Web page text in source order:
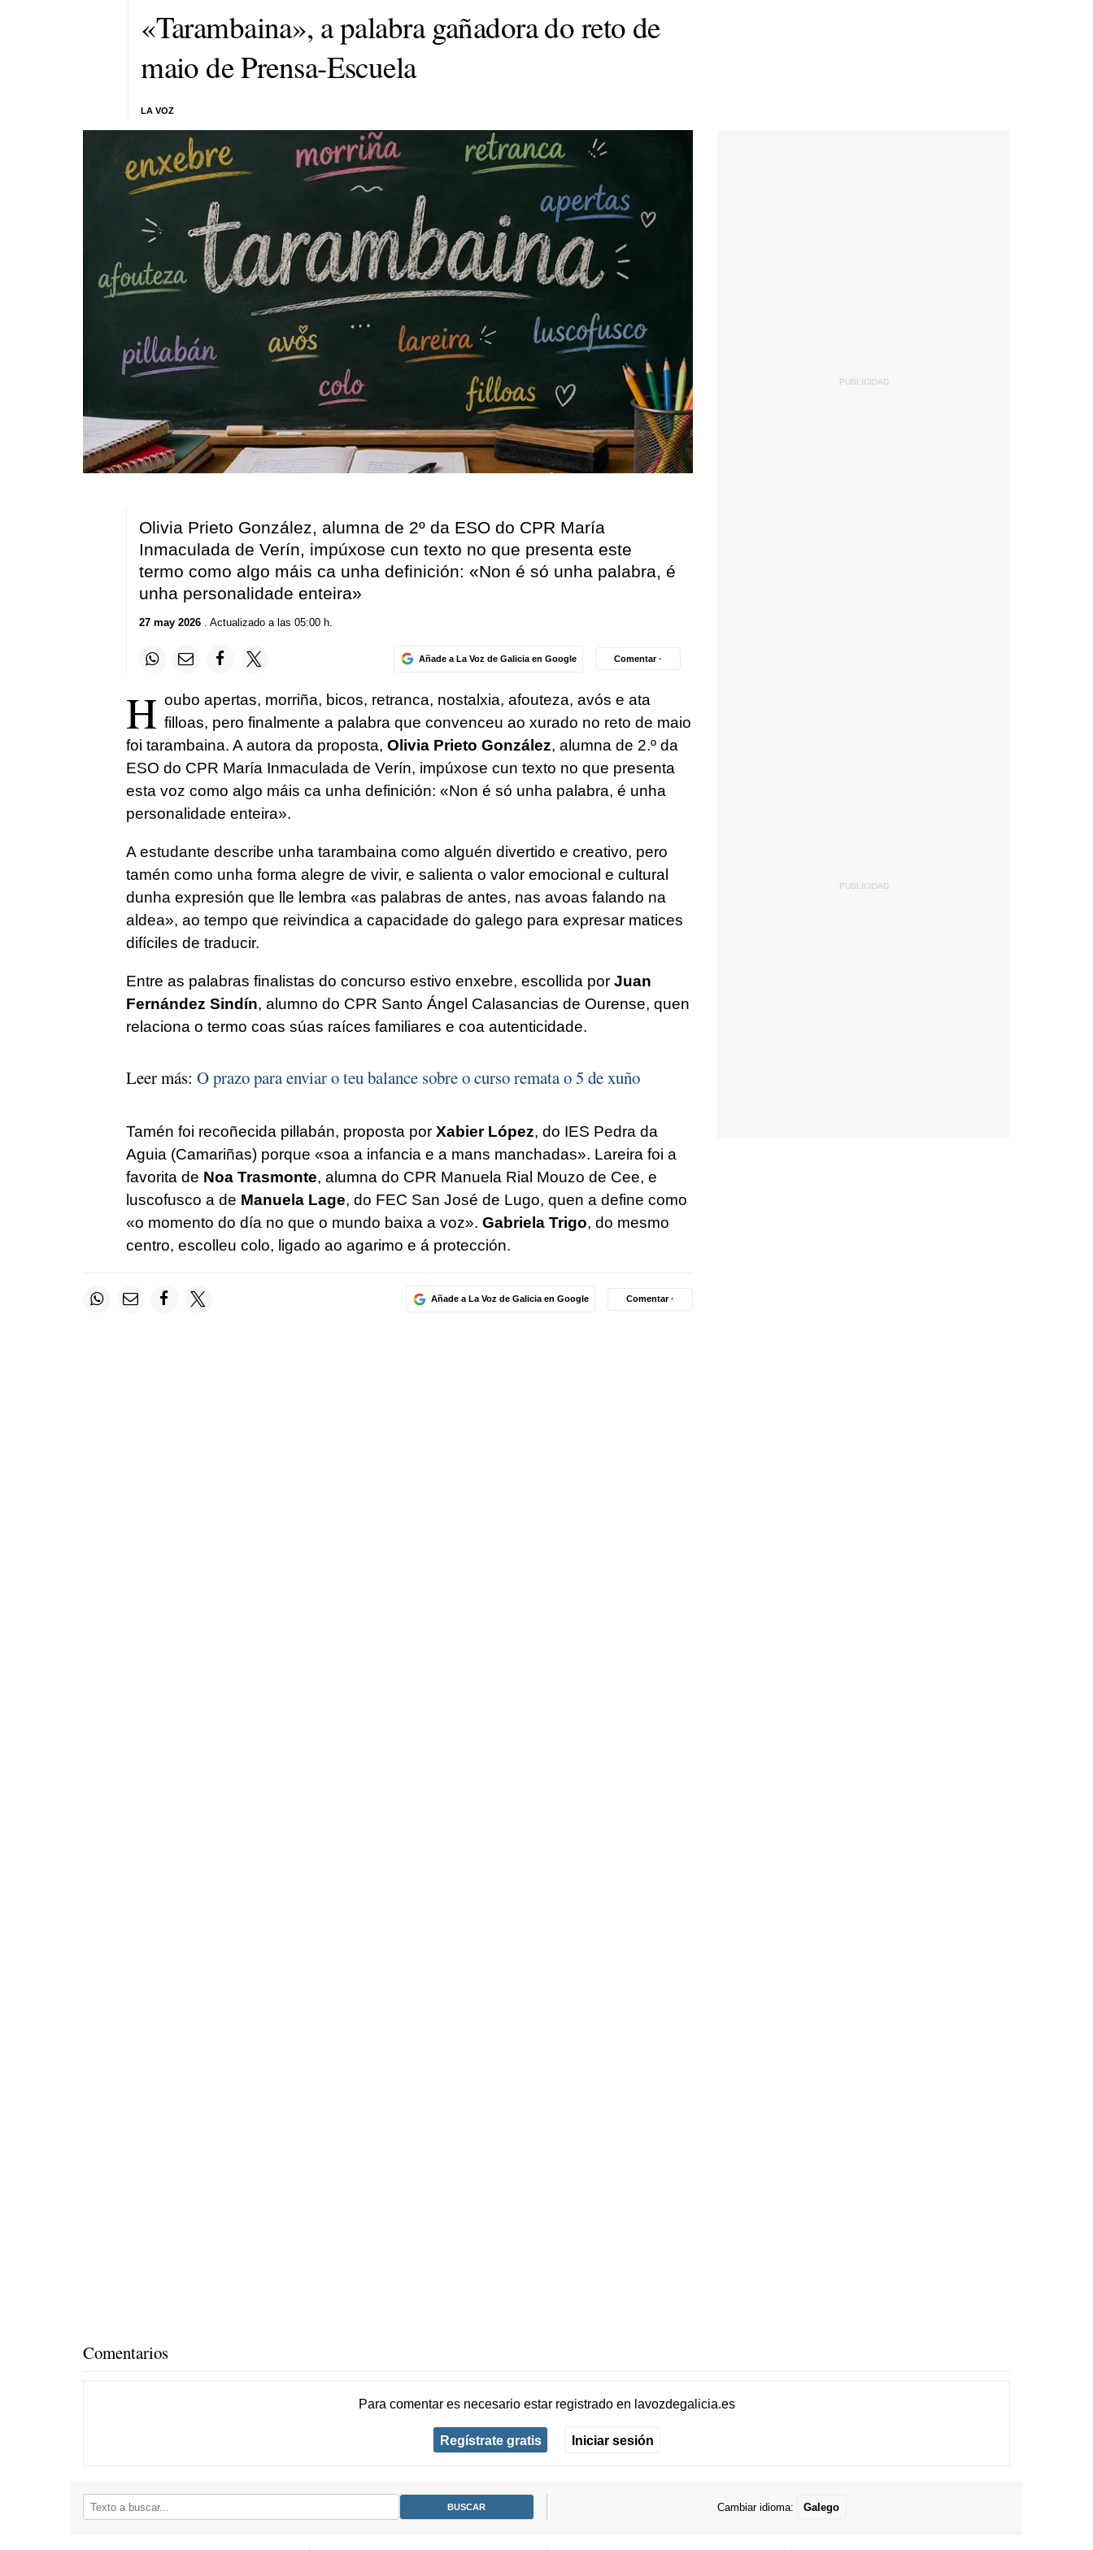
«Tarambaina», a palabra gañadora do reto de
maio de Prensa-Escuela
LA VOZ
Olivia Prieto González, alumna de 2º da ESO do CPR María
Inmaculada de Verín, impúxose cun texto no que presenta este
termo como algo máis ca unha definición: «Non é só unha palabra, é
unha personalidade enteira»
27 may 2026. Actualizado a las 05:00 h.
Añade a La Voz de Galicia en Google Comentar ·
H oubo apertas, morriña, bicos, retranca, nostalxia, afouteza, avós e ata
filloas, pero finalmente a palabra que convenceu ao xurado no reto de maio
foi tarambaina. A autora da proposta, Olivia Prieto González, alumna de 2.º da
ESO do CPR María Inmaculada de Verín, impúxose cun texto no que presenta
esta voz como algo máis ca unha definición: «Non é só unha palabra, é unha
personalidade enteira».
A estudante describe unha tarambaina como alguén divertido e creativo, pero
tamén como unha forma alegre de vivir, e salienta o valor emocional e cultural
dunha expresión que lle lembra «as palabras de antes, nas avoas falando na
aldea», ao tempo que reivindica a capacidade do galego para expresar matices
difíciles de traducir.
Entre as palabras finalistas do concurso estivo enxebre, escollida por Juan
Fernández Sindín, alumno do CPR Santo Ángel Calasancias de Ourense, quen
relaciona o termo coas súas raíces familiares e coa autenticidade.
Leer más: O prazo para enviar o teu balance sobre o curso remata o 5 de xuño
Tamén foi recoñecida pillabán, proposta porXabier López, do IES Pedra da
Aguia (Camariñas) porque «soa a infancia e a mans manchadas». Lareira foi a
favorita de Noa Trasmonte, alumna do CPR Manuela Rial Mouzo de Cee, e
luscofusco a de Manuela Lage, do FEC San José de Lugo, quen a define como
«o momento do día no que o mundo baixa a voz». Gabriela Trigo, do mesmo
centro, escolleu colo, ligado ao agarimo e á protección.
Añade a La Voz de Galicia en Google Comentar ·
Comentarios
Para comentar es necesario estar registradoen lavozdegalicia.es
Regístrate gratis Iniciar sesión
Cambiar idioma: Galego